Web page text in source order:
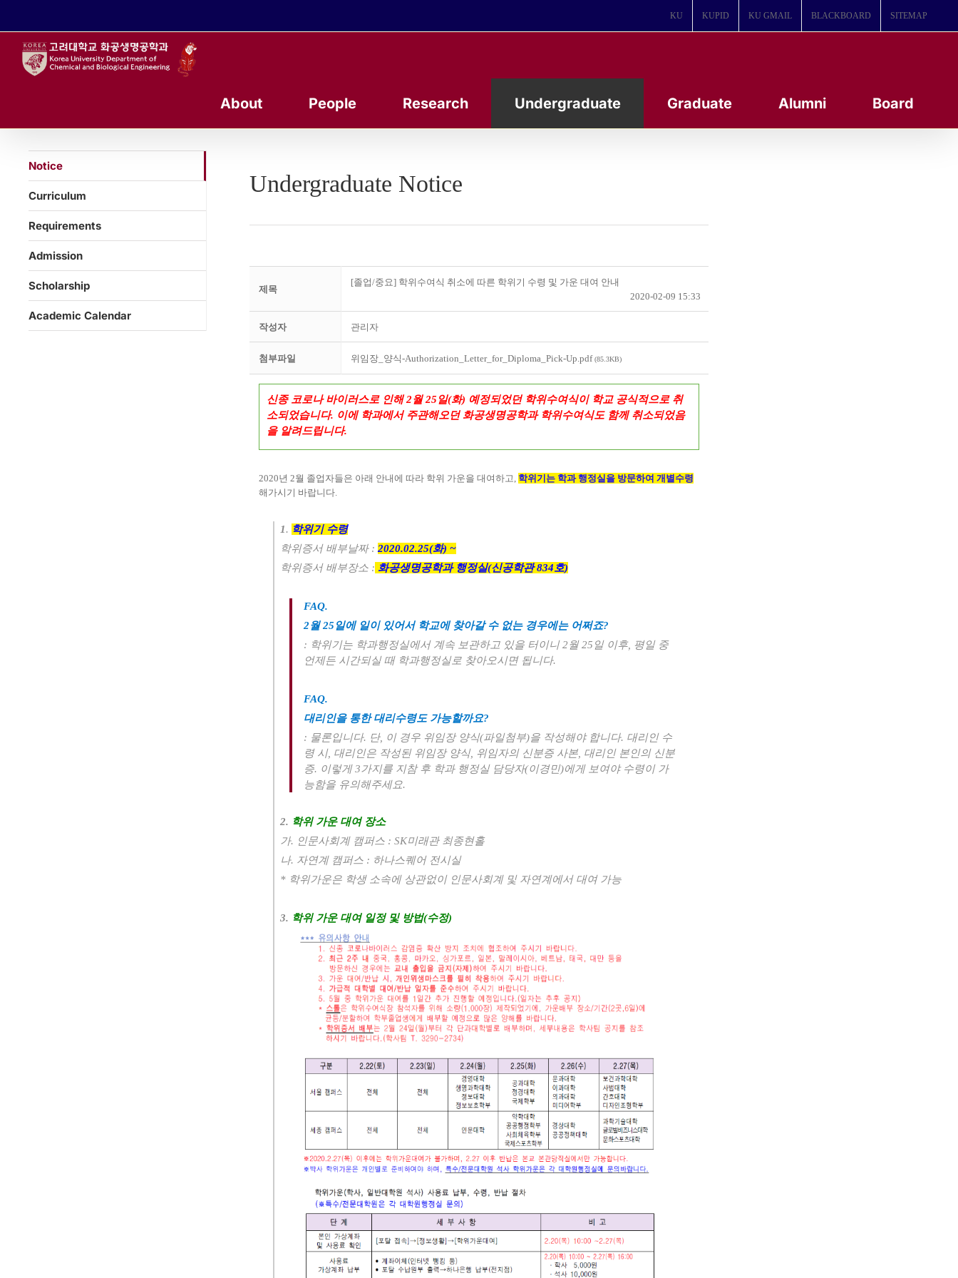
KU KUPID KU GMAIL BLACKBOARD SITEMAP
About People Research Undergraduate Graduate Alumni Board
Undergraduate Notice
제목
[졸업/중요] 학위수여식 취소에 따른 학위기 수령 및 가운 대여 안내
2020-02-09 15:33
작성자 관리자
첨부파일 위임장_양식-Authorization_Letter_for_Diploma_Pick-Up.pdf(85.3KB)
신종 코로나 바이러스로 인해 2월 25일(화) 예정되었던 학위수여식이 학교 공식적으로 취
소되었습니다. 이에 학과에서 주관해오던 화공생명공학과 학위수여식도 함께 취소되었음
을 알려드립니다.
2020년 2월 졸업자들은 아래 안내에 따라 학위 가운을 대여하고, 학위기는 학과 행정실을 방문하여 개별수령
해가시기 바랍니다.
1. 학위기 수령
학위증서 배부날짜 : 2020.02.25(화) ~
학위증서 배부장소 : 화공생명공학과 행정실(신공학관 834호)
FAQ.
2월 25일에 일이 있어서 학교에 찾아갈 수 없는 경우에는 어쩌죠?
: 학위기는 학과행정실에서 계속 보관하고 있을 터이니 2월 25일 이후, 평일 중
언제든 시간되실 때 학과행정실로 찾아오시면 됩니다.
FAQ.
대리인을 통한 대리수령도 가능할까요?
: 물론입니다. 단, 이 경우 위임장 양식(파일첨부)을 작성해야 합니다. 대리인 수
령 시, 대리인은 작성된 위임장 양식, 위임자의 신분증 사본, 대리인 본인의 신분
증. 이렇게 3가지를 지참 후 학과 행정실 담당자(이경민)에게 보여야 수령이 가
능함을 유의해주세요.
2. 학위 가운 대여 장소
가. 인문사회계 캠퍼스 : SK미래관 최종현홀
나. 자연계 캠퍼스 : 하나스퀘어 전시실
* 학위가운은 학생 소속에 상관없이 인문사회계 및 자연계에서 대여 가능
3. 학위 가운 대여 일정 및 방법(수정)
Notice
Curriculum
Requirements
Admission
Scholarship
Academic Calendar